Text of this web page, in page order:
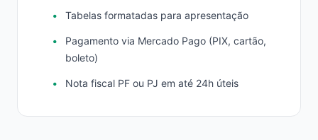
Tabelas formatadas para apresentação
Pagamento via Mercado Pago (PIX, cartão,
boleto)
Nota fiscal PF ou PJ em até 24h úteis